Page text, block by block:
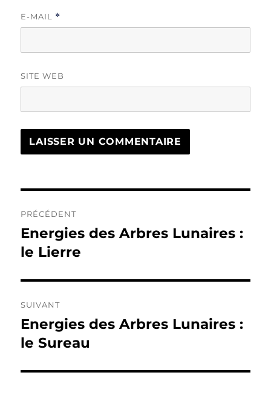
E-MAIL *
SITE WEB
de
l’article
PRÉCÉDENT
Publication
précédente :
Energies des Arbres Lunaires :
le Lierre
SUIVANT
Publication
suivante :
Energies des Arbres Lunaires :
le Sureau